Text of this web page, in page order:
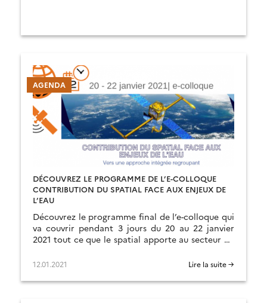
AGENDA
DÉCOUVREZ LE PROGRAMME DE L’E-COLLOQUE
CONTRIBUTION DU SPATIAL FACE AUX ENJEUX DE
L’EAU
Découvrez le programme final de l’e-colloque qui
va couvrir pendant 3 jours du 20 au 22 janvier
2021 tout ce que le spatial apporte au secteur de
12.01.2021 Lire la suite →